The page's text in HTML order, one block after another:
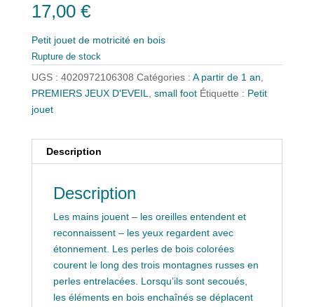
17,00 €
Petit jouet de motricité en bois
Rupture de stock
UGS : 4020972106308 Catégories : A partir de 1 an,
PREMIERS JEUX D'EVEIL, small foot Étiquette : Petit
jouet
Description
Description
Les mains jouent – les oreilles entendent et
reconnaissent – les yeux regardent avec
étonnement. Les perles de bois colorées
courent le long des trois montagnes russes en
perles entrelacées. Lorsqu’ils sont secoués,
les éléments en bois enchaînés se déplacent